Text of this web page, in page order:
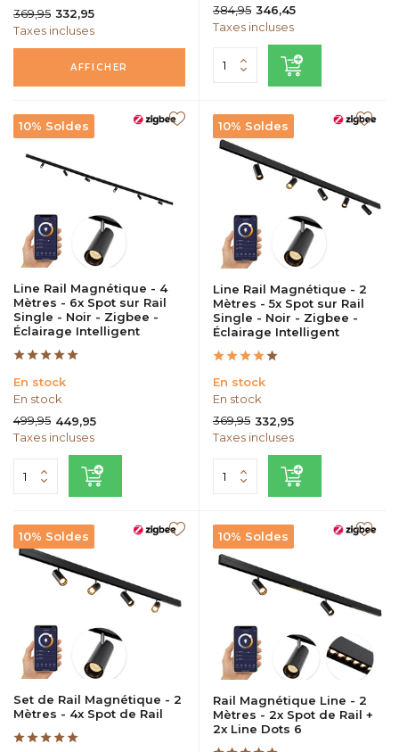
369,95 332,95
Taxes incluses
AFFICHER
384,95 346,45
Taxes incluses
10% Soldes
Line Rail Magnétique - 4
Mètres - 6x Spot sur Rail
Single - Noir - Zigbee -
Éclairage Intelligent
En stock
En stock
499,95 449,95
Taxes incluses
10% Soldes
Line Rail Magnétique - 2
Mètres - 5x Spot sur Rail
Single - Noir - Zigbee -
Éclairage Intelligent
En stock
En stock
369,95 332,95
Taxes incluses
10% Soldes
Set de Rail Magnétique - 2
Mètres - 4x Spot de Rail
10% Soldes
Rail Magnétique Line - 2
Mètres - 2x Spot de Rail +
2x Line Dots 6